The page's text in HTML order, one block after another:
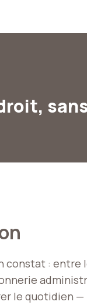
constat :
le quotidien